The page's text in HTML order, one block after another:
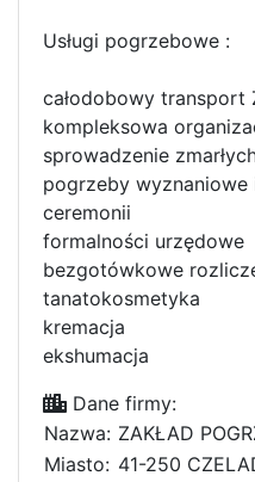
Usługi pogrzebowe :
całodobowy transport
kompleksowa
sprowadzenie
pogrzeby
ceremonii
formalności urzędowe
bezgotówkowe
tanatokosmetyka
kremacja
ekshumacja
Dane firmy:
Nazwa: ZAKŁAD
Miasto: 41-250